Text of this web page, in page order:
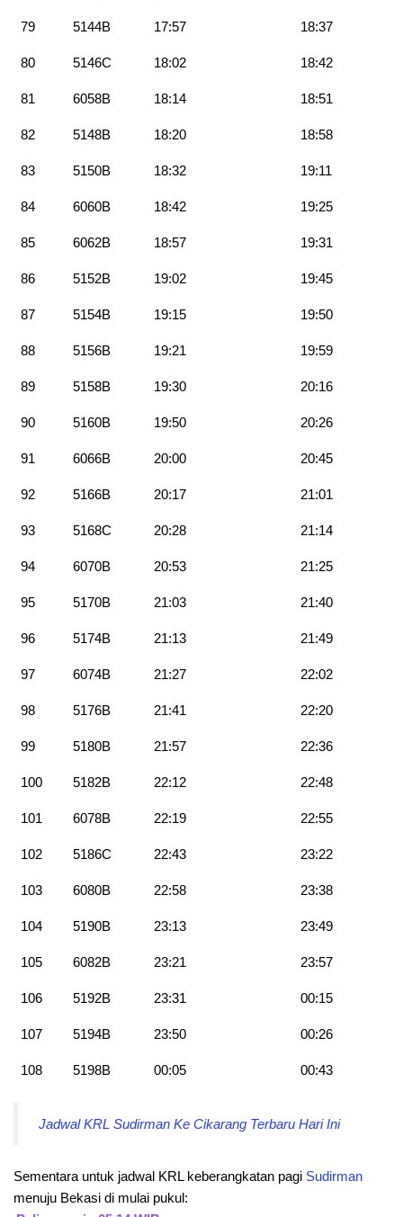
79 5144B 17:57 18:37
80 5146C 18:02 18:42
81 6058B 18:14 18:51
82 5148B 18:20 18:58
83 5150B 18:32 19:11
84 6060B 18:42 19:25
85 6062B 18:57 19:31
86 5152B 19:02 19:45
87 5154B 19:15 19:50
88 5156B 19:21 19:59
89 5158B 19:30 20:16
90 5160B 19:50 20:26
91 6066B 20:00 20:45
92 5166B 20:17 21:01
93 5168C 20:28 21:14
94 6070B 20:53 21:25
95 5170B 21:03 21:40
96 5174B 21:13 21:49
97 6074B 21:27 22:02
98 5176B 21:41 22:20
99 5180B 21:57 22:36
100 5182B 22:12 22:48
101 6078B 22:19 22:55
102 5186C 22:43 23:22
103 6080B 22:58 23:38
104 5190B 23:13 23:49
105 6082B 23:21 23:57
106 5192B 23:31 00:15
107 5194B 23:50 00:26
108 5198B 00:05 00:43
Jadwal KRL Sudirman Ke Cikarang Terbaru Hari Ini
Sementara untuk jadwal KRL keberangkatan pagi Sudirman
menuju Bekasi di mulai pukul: